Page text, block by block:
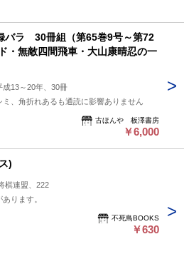
ラ 30冊組（第65巻9号～第72
無敵四間飛車・大山康晴忍の一
成13～20年、30冊
ミ、角折れあるも通読に影響ありません
古ほんや 板澤書房
￥6,000
)
棋連盟、222
ります。
不死鳥BOOKS
￥630